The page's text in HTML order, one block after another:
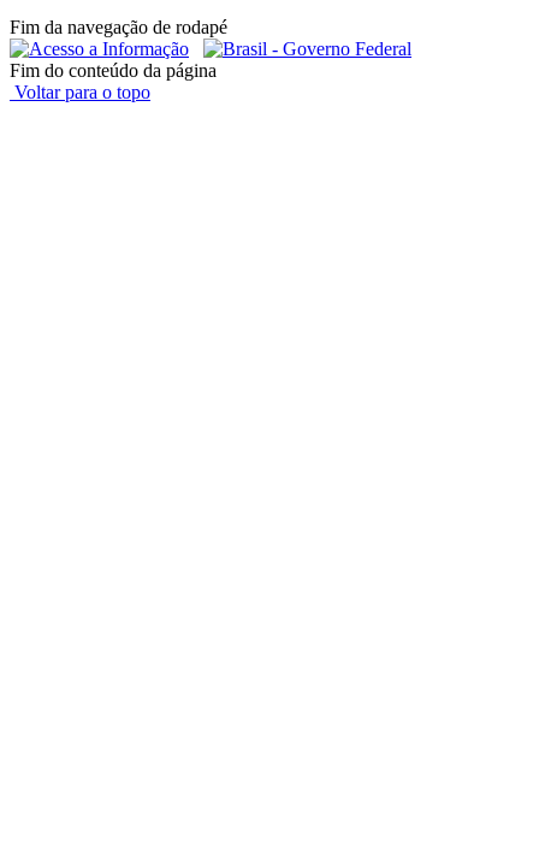
Fim da navegação de rodapé
Fim do conteúdo da página
Voltar para o topo